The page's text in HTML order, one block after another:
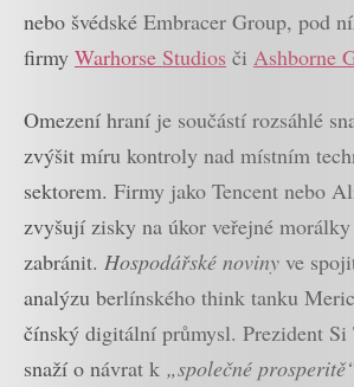
nebo švédské Embracer Group, pod
firmy Warhorse Studios či Ashborne
Omezení hraní je součástí rozsáhlé
zvýšit míru kontroly nad místním
sektorem. Firmy jako Tencent nebo
zvyšují zisky na úkor veřejné
zabránit. Hospodářské noviny ve
analýzu berlínského think tanku
čínský digitální průmysl. Prezident
snaží o návrat k „společné